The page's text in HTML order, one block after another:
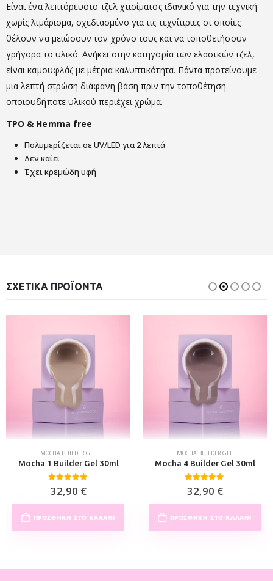
Είναι ένα λεπτόρευστο τζελ χτισίματος ιδανικό για την τεχνική
χωρίς λιμάρισμα, σχεδιασμένο για τις τεχνίτιριες οι οποίες
θέλουν να μειώσουν τον χρόνο τους και να τοποθετήσουν
γρήγορα το υλικό. Ανήκει στην κατηγορία των ελαστκών τζελ,
είναι καμουφλάζ με μέτρια καλυπτικότητα. Πάντα προτείνουμε
μια λεπτή στρώση διάφανη βάση πριν την τοποθέτηση
οποιουδήποτε υλικού περιέχει χρώμα.
TPO & Hemma free
Πολυμερίζεται σε UV/LED για 2 λεπτά
Δεν καίει
Έχει κρεμώδη υφή
ΣΧΕΤΙΚΆ ΠΡΟΪΌΝΤΑ
MOCHA BUILDER GEL
Mocha 1 Builder Gel 30ml
0out of 5
32,90 €
ΠΡΟΣΘΉΚΗ ΣΤΟ ΚΑΛΆΘΙ
MOCHA BUILDER GEL
Mocha 4 Builder Gel 30ml
0out of 5
32,90 €
ΠΡΟΣΘΉΚΗ ΣΤΟ ΚΑΛΆΘΙ